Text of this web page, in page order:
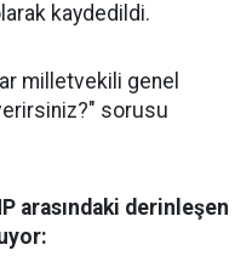
kaydedildi.
milletvekili genel
sorusu
arasındaki derinleşen